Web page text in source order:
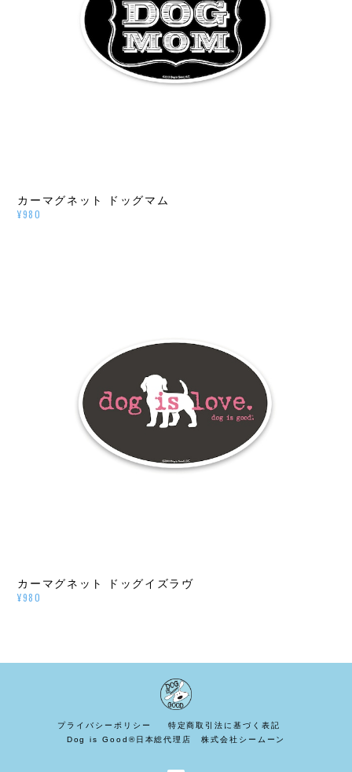
カーマグネット ドッグマム
¥980
カーマグネット ドッグイズラヴ
¥980
プライバシーポリシー
特定商取引法に基づく表記
Dog is Good®日本総代理店 株式会社シームーン